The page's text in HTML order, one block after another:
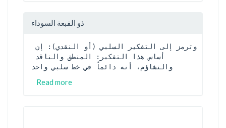
ذو القبعة السوداء
والتشاؤم، أنه دائماً في خط سلبي واحد
Read more